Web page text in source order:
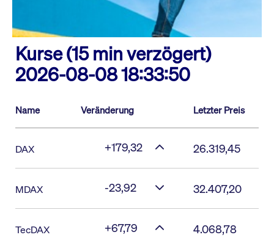
Kurse (15 min verzögert)
2026-08-08 18:33:50
Name Veränderung Letzter Preis
DAX +179,32 26.319,45
MDAX -23,92 32.407,20
TecDAX +67,79 4.068,78